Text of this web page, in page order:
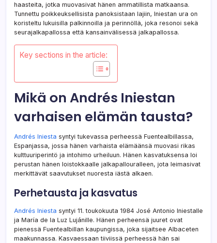
haasteita, jotka muovasivat hänen ammatillista matkaansa.
Tunnettu poikkeuksellisista panoksistaan lajiin, Iniestan ura on
koristeltu lukuisilla palkinnoilla ja perinnöllä, joka resonoi sekä
seurajalkapallossa että kansainvälisessä jalkapallossa.
Key sections in the article:
Mikä on Andrés Iniestan
varhaisen elämän tausta?
Andrés Iniesta syntyi tukevassa perheessä Fuentealbillassa,
Espanjassa, jossa hänen varhaista elämäänsä muovasi rikas
kulttuuriperintö ja intohimo urheiluun. Hänen kasvatuksensa loi
perustan hänen loistokkaalle jalkapallouralleen, jota leimasivat
merkittävät saavutukset nuoresta iästä alkaen.
Perhetausta ja kasvatus
Andrés Iniesta syntyi 11. toukokuuta 1984 José Antonio Iniestalle
ja María de la Luz Lujánille. Hänen perheensä juuret ovat
pienessä Fuentealbillan kaupungissa, joka sijaitsee Albaceten
maakunnassa. Kasvaessaan tiiviissä perheessä hän sai